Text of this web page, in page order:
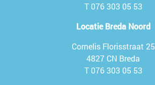
T 076 303 05 53
Locatie Breda Noord
Cornelis Florisstraat 25
4827 CN Breda
T 076 303 05 53